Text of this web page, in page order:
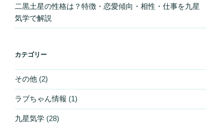
二黒土星の性格は？特徴・恋愛傾向・相性・仕事を九星
気学で解説
カテゴリー
その他 (2)
ラブちゃん情報 (1)
九星気学 (28)